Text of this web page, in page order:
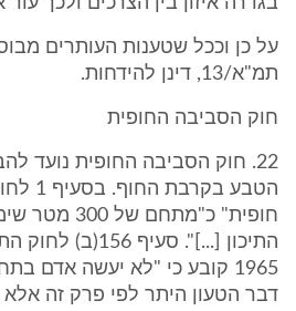
על כן וככל שטענות העותרים
תמ"א/13, דינן להידחות.
חוק הסביבה החופית
22. חוק הסביבה החופית נועד
הטבע
חופית"
התיכון [...]". סעיף
1965 קובע כי "לא יעשה אדם
דבר הטעון היתר לפי פרק זה